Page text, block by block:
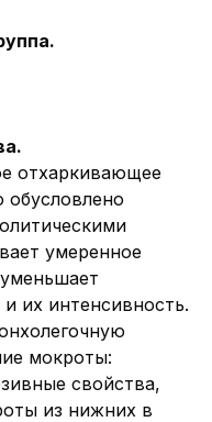
отхаркивающее
обусловлено
умеренное
их интенсивность.
мокроты:
свойства,
из нижних в